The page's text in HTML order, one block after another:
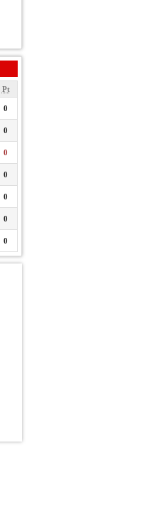
Pt
0
0
0
0
0
0
0